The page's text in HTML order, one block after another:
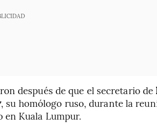
después de que el secretario de
, su homólogo ruso, durante la
en Kuala Lumpur.